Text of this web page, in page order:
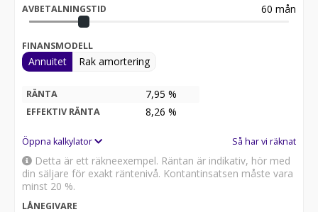
AVBETALNINGSTID 60 mån
FINANSMODELL
Annuitet Rak amortering
RÄNTA 7,95 %
EFFEKTIV RÄNTA 8,26 %
Öppna kalkylator Så har vi räknat
Detta är ett räkneexempel. Räntan är indikativ, hör med
din säljare för exakt räntenivå. Kontantinsatsen måste vara
minst 20 %.
LÅNEGIVARE